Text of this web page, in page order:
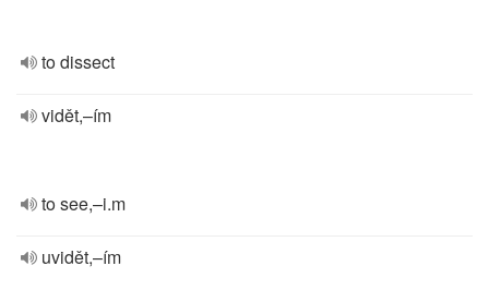
to dissect
vidět,–ím
to see,–i.m
uvidět,–ím